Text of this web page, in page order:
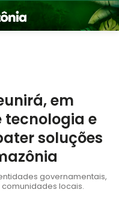
em
tecnologia e
soluções
governamentais,
comunidades locais.